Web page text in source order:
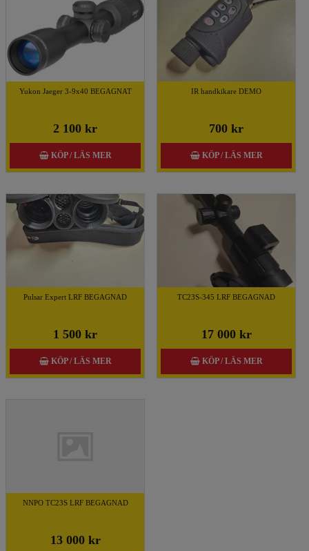
Yukon Jaeger 3-9x40 BEGAGNAT
2 100 kr
KÖP / LÄS MER
IR handkikare DEMO
700 kr
KÖP / LÄS MER
Pulsar Expert LRF BEGAGNAD
1 500 kr
KÖP / LÄS MER
TC23S-345 LRF BEGAGNAD
17 000 kr
KÖP / LÄS MER
NNPO TC23S LRF BEGAGNAD
13 000 kr